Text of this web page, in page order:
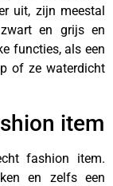
uit, zijn meestal
en grijs en
functies, als een
of ze waterdicht
item
fashion item.
en zelfs een